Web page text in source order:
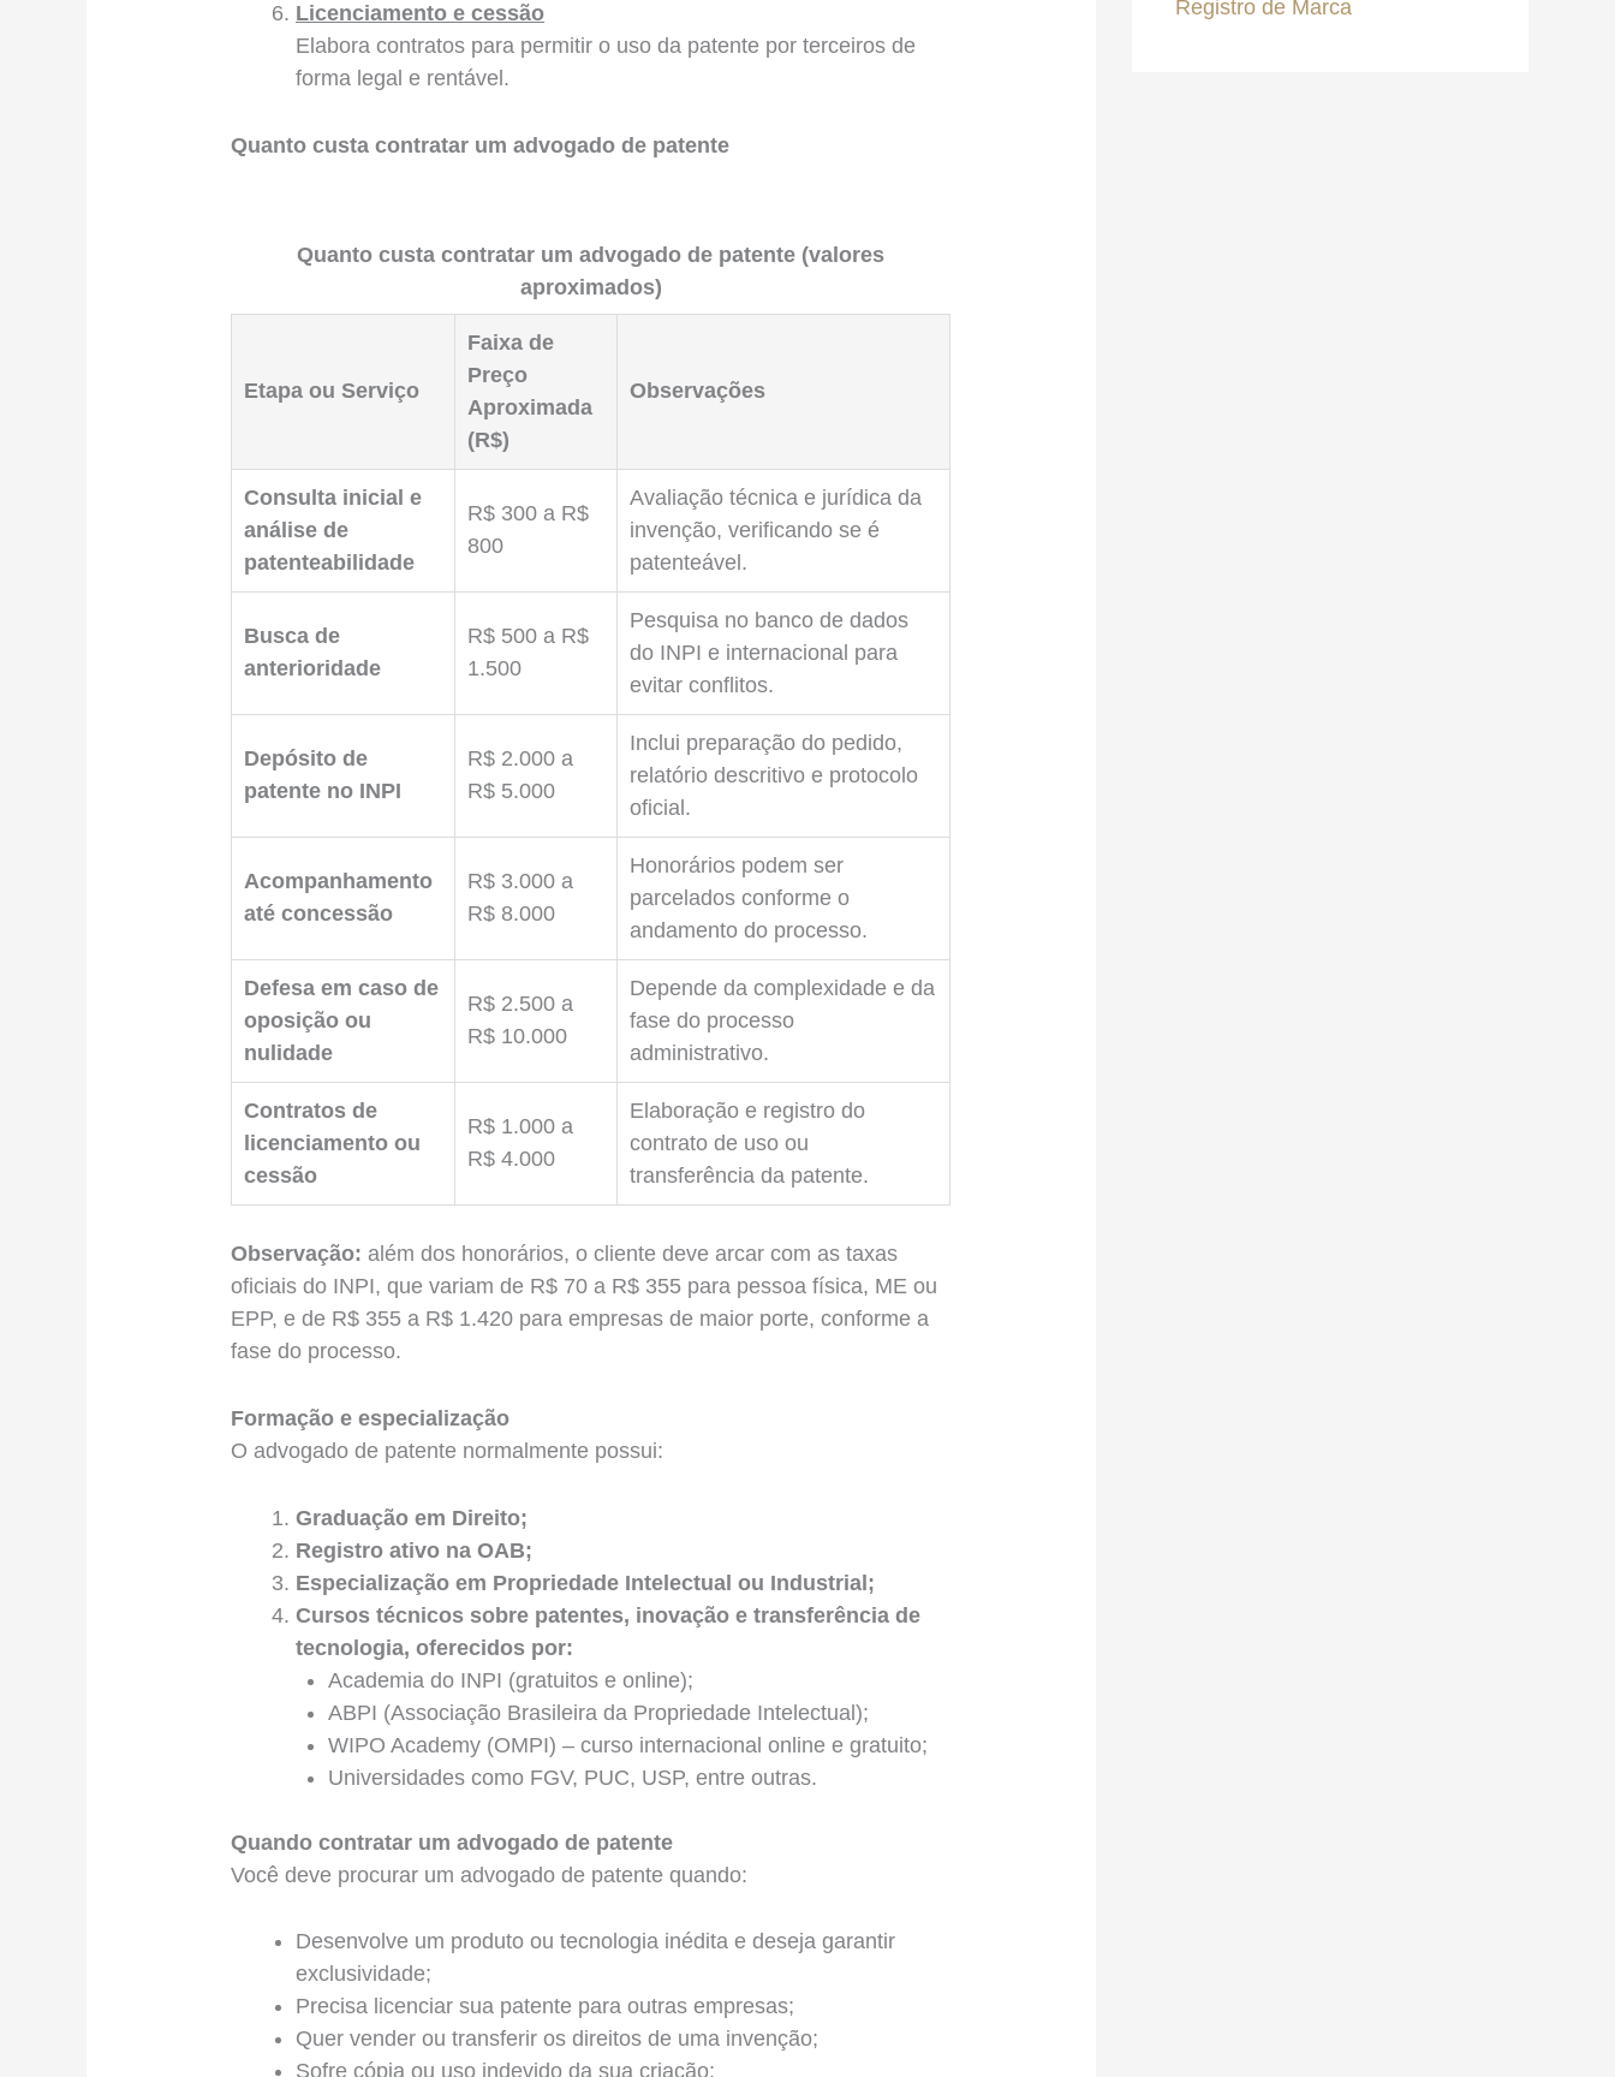
Licenciamento e cessão
Elabora contratos para permitir o uso da patente por terceiros de
forma legal e rentável.
Quanto custa contratar um advogado de patente
Quanto custa contratar um advogado de patente (valores
aproximados)
Etapa ou Serviço
Faixa de
Preço
Aproximada
(R$)
Observações
Consulta inicial e
análise de
patenteabilidade
R$ 300 a R$
800
Avaliação técnica e jurídica da
invenção, verificando se é
patenteável.
Busca de
anterioridade
R$ 500 a R$
1.500
Pesquisa no banco de dados
do INPI e internacional para
evitar conflitos.
Depósito de
patente no INPI
R$ 2.000 a
R$ 5.000
Inclui preparação do pedido,
relatório descritivo e protocolo
oficial.
Acompanhamento
até concessão
R$ 3.000 a
R$ 8.000
Honorários podem ser
parcelados conforme o
andamento do processo.
Defesa em caso de
oposição ou
nulidade
R$ 2.500 a
R$ 10.000
Depende da complexidade e da
fase do processo
administrativo.
Contratos de
licenciamento ou
cessão
R$ 1.000 a
R$ 4.000
Elaboração e registro do
contrato de uso ou
transferência da patente.
Observação: além dos honorários, o cliente deve arcar com as taxas
oficiais do INPI, que variam de R$ 70 a R$ 355 para pessoa física, ME ou
EPP, e de R$ 355 a R$ 1.420 para empresas de maior porte, conforme a
fase do processo.
Formação e especialização
O advogado de patente normalmente possui:
Graduação em Direito;
Registro ativo na OAB;
Especialização em Propriedade Intelectual ou Industrial;
Cursos técnicos sobre patentes, inovação e transferência de
tecnologia, oferecidos por:
Academia do INPI (gratuitos e online);
ABPI (Associação Brasileira da Propriedade Intelectual);
WIPO Academy (OMPI) – curso internacional online e gratuito;
Universidades como FGV, PUC, USP, entre outras.
Quando contratar um advogado de patente
Você deve procurar um advogado de patente quando:
Desenvolve um produto ou tecnologia inédita e deseja garantir
exclusividade;
Precisa licenciar sua patente para outras empresas;
Quer vender ou transferir os direitos de uma invenção;
Sofre cópia ou uso indevido da sua criação;
Registro de Marca